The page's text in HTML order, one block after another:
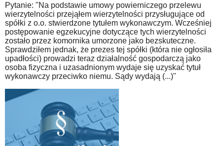
Pytanie: "Na podstawie umowy powierniczego przelewu
wierzytelności przejąłem wierzytelności przysługujące od
spółki z o.o. stwierdzone tytułem wykonawczym. Wcześniej
postępowanie egzekucyjne dotyczące tych wierzytelności
zostało przez komornika umorzone jako bezskuteczne.
Sprawdziłem jednak, że prezes tej spółki (która nie ogłosiła
upadłości) prowadzi teraz działalność gospodarczą jako
osoba fizyczna i uzasadnionym wydaje się uzyskać tytuł
wykonawczy przeciwko niemu. Sądy wydają (...)"